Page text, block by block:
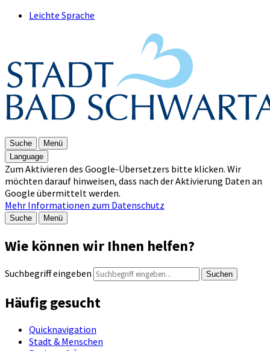
Leichte Sprache
Suche
Menü
Language
Zum Aktivieren des Google-Übersetzers bitte klicken. Wir
möchten darauf hinweisen, dass nach der Aktivierung Daten an
Google übermittelt werden.
Mehr Informationen zum Datenschutz
Suche Menü
Wie können wir Ihnen helfen?
Suchbegriff eingeben Suchen
Häufig gesucht
Quicknavigation
Stadt & Menschen